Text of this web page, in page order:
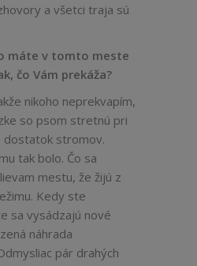
a všetci traja sú
máte v tomto meste
čo Vám prekáža?
nikoho neprekvapím,
so psom stretnú pri
dostatok stromov.
tak bolo. Čo sa
mestu, že žijú z
Kedy ste
sa vysádzajú nové
náhrada
pár drahých